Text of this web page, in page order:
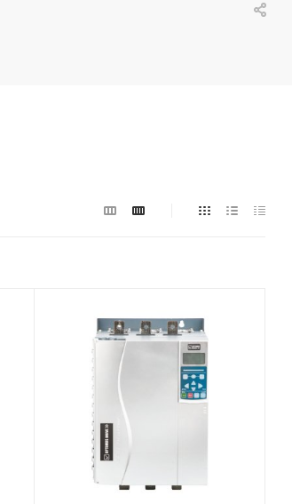
Мощность, кВт
Номинальный ток, A
Степень защиты
Рабочая температура,
-10 ~ 60 °C